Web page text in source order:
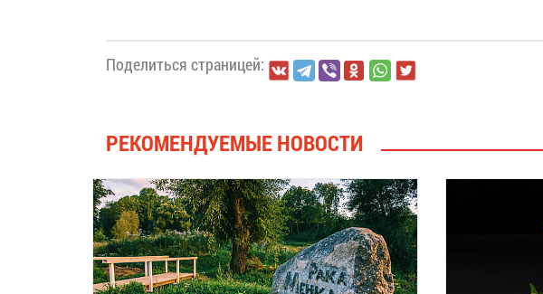
Поделиться страницей:
РЕКОМЕНДУЕМЫЕ НОВОСТИ